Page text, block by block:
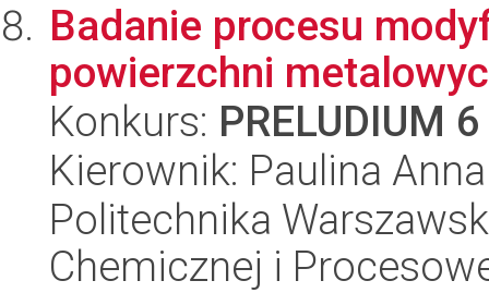
Badanie procesu
powierzchni
Konkurs: PRELUDIUM 6
Kierownik: Paulina
Politechnika
Chemicznej i